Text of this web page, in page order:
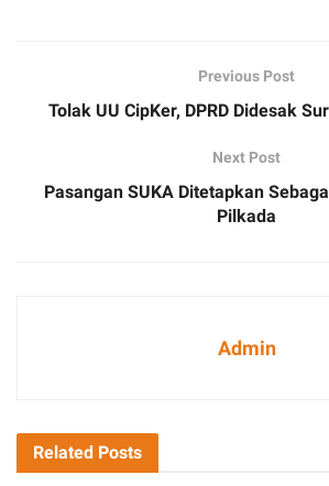
Previous Post
Tolak UU CipKer, DPRD Didesak
Next Post
Pasangan SUKA Ditetapkan
Pilkada
Admin
Related Posts